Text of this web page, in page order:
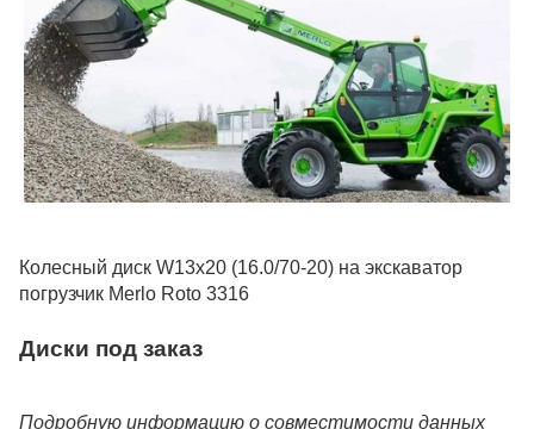
Колесный диск W13x20 (16.0/70-20) на экскаватор
погрузчик Merlo Roto 3316
Диски под заказ
Подробную информацию о совместимости данных